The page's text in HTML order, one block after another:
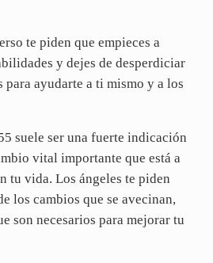
te piden que empieces a
y dejes de desperdiciar
ayudarte a ti mismo y a los
suele ser una fuerte indicación
vital importante que está a
tu vida. Los ángeles te piden
los cambios que se avecinan,
son necesarios para mejorar tu